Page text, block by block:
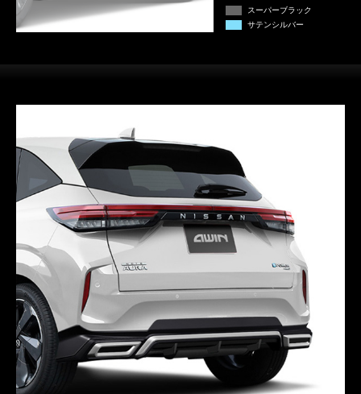
スーパーブラック
サテンシルバー